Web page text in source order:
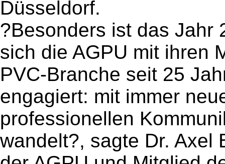
Düsseldorf.
?Besonders ist das Jahr
sich die AGPU mit ihren
PVC-Branche seit 25
engagiert: mit immer
professionellen
wandelt?, sagte Dr. Axel